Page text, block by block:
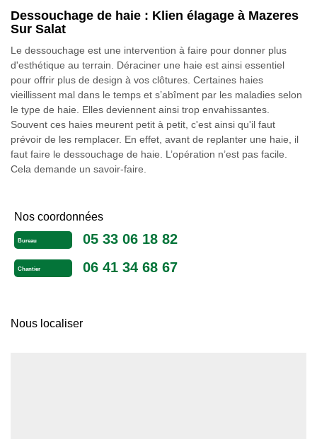
Dessouchage de haie : Klien élagage à Mazeres
Sur Salat
Le dessouchage est une intervention à faire pour donner plus
d'esthétique au terrain. Déraciner une haie est ainsi essentiel
pour offrir plus de design à vos clôtures. Certaines haies
vieillissent mal dans le temps et s’abîment par les maladies selon
le type de haie. Elles deviennent ainsi trop envahissantes.
Souvent ces haies meurent petit à petit, c'est ainsi qu'il faut
prévoir de les remplacer. En effet, avant de replanter une haie, il
faut faire le dessouchage de haie. L’opération n’est pas facile.
Cela demande un savoir-faire.
Nos coordonnées
Bureau 05 33 06 18 82
Chantier 06 41 34 68 67
Nous localiser